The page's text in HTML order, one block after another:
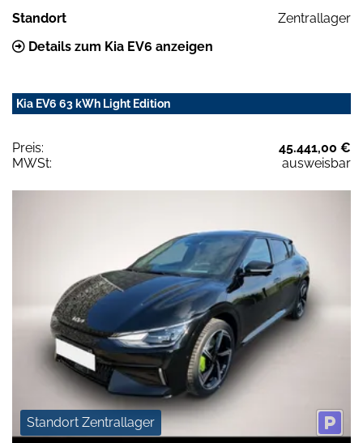
Standort
Zentrallager
Details zum Kia EV6 anzeigen
Kia EV6 63 kWh Light Edition
Preis:
45.441,00 €
MWSt:
ausweisbar
Standort Zentrallager